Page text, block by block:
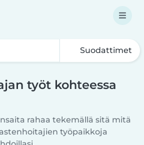
Suodattimet
työt kohteessa
rahaa tekemällä sitä mitä
työpaikkoja